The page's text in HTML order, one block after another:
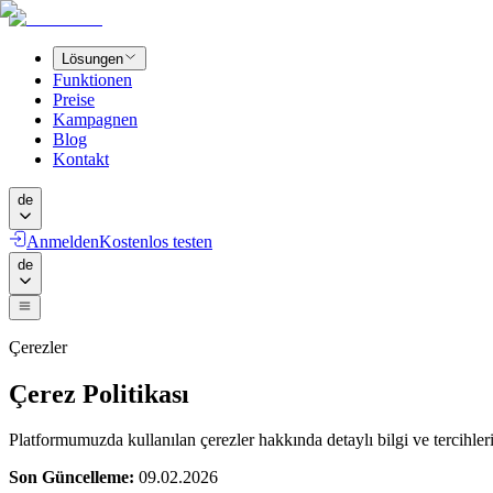
Lösungen
Funktionen
Preise
Kampagnen
Blog
Kontakt
de
AnmeldenKostenlos testen
de
Çerezler
Çerez Politikası
Platformumuzda kullanılan çerezler hakkında detaylı bilgi ve
Son Güncelleme: 09.02.2026